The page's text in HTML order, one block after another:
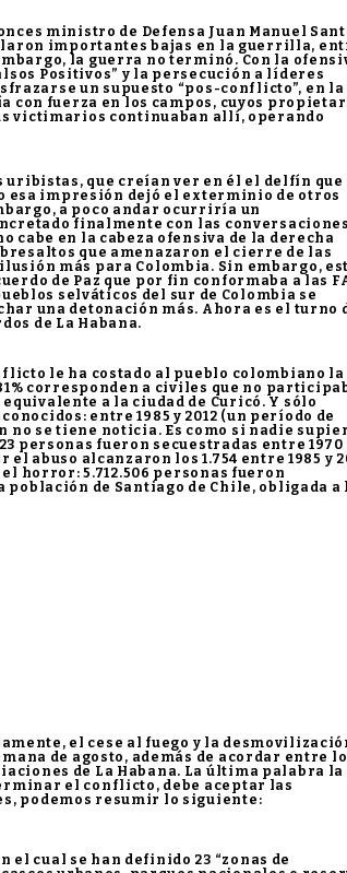
ministro de Defensa Juan Manuel
importantes bajas en la guerrilla,
la guerra no terminó. Con la
Positivos” y la persecución a líderes
un supuesto “pos-conflicto”, en la
con fuerza en los campos, cuyos
victimarios continuaban allí, operando
uribistas, que creían ver en él el delfín que
esa impresión dejó el exterminio de otros
a poco andar ocurriría un
finalmente con las
cabe en la cabeza ofensiva de la derecha
que amenazaron el cierre de las
más para Colombia. Sin embargo,
de Paz que por fin conformaba a las
selváticos del sur de Colombia se
una detonación más. Ahora es el turno
de La Habana.
le ha costado al pueblo colombiano la
corresponden a civiles que no
a la ciudad de Curicó. Y sólo
entre 1985 y 2012 (un período de
no se tiene noticia. Es como si nadie
personas fueron secuestradas entre 1970
abuso alcanzaron los 1.754 entre 1985 y
horror: 5.712.506 personas fueron
población de Santiago de Chile, obligada a
el cese al fuego y la
de agosto, además de acordar entre
de La Habana. La última palabra la
el conflicto, debe aceptar las
podemos resumir lo siguiente:
el cual se han definido 23 “zonas de